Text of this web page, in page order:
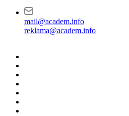
mail@academ.info
reklama@academ.info